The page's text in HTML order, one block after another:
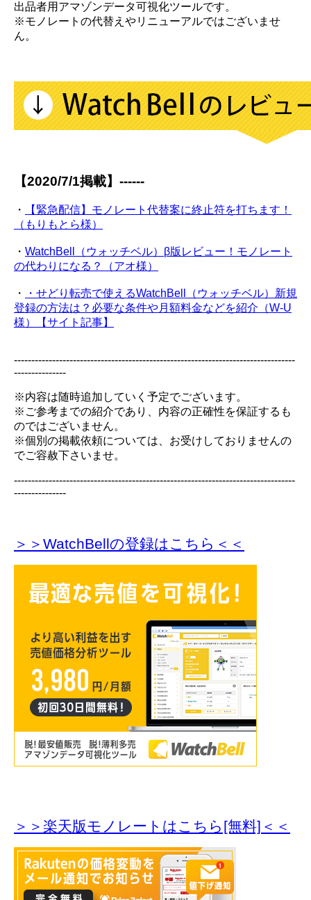
出品者用アマゾンデータ可視化ツールです。
※モノレートの代替えやリニューアルではございませ
ん。
【2020/7/1掲載】------
・
【緊急配信】モノレート代替案に終止符を打ちます！
（もりもとら様）
・ WatchBell（ウォッチベル）β版レビュー！モノレート
の代わりになる？（アオ様）
・
・せどり転売で使えるWatchBell（ウォッチベル）新規
登録の方法は？必要な条件や月額料金などを紹介（W-U
様）【サイト記事】
---------------------------------------------------------------------------------
---------------
※内容は随時追加していく予定でございます。
※ご参考までの紹介であり、内容の正確性を保証するも
のではございません。
※個別の掲載依頼については、お受けしておりませんの
でご容赦下さいませ。
---------------------------------------------------------------------------------
---------------
＞＞WatchBellの登録はこちら＜＜
＞＞楽天版モノレートはこちら[無料]＜＜